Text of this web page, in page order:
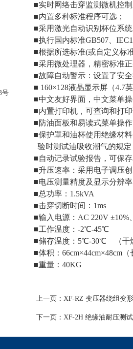
号
■实时网络击穿监测微机控
■内置多种标准程序可选；
■采用激光自动识别杯位系
■执行国内标准GB507
■根据所选标准(或自定义标
■采用微处理器， 精密标准
■故障自动警示： 设置了安
■ 160×128液晶显示屏（4.7
■中文友好界面，中文菜单
■内置打印机，可查询和打
■防油面板和易读式菜单操
■保护罩和油杯使用绝缘材
验时测试油吸收潮气的规定
■自动记录试验报告，可保存
■升压速率：采用电子调压
■电压测量精度及显示分辨
■总功率： 1.5kVA
■击穿切断时间： 1ms
■输入电源： AC 220V ±10%
■工作温度： -2℃-45℃
■储存温度： 5℃-30℃
（
■体积： 66cm×44cm×48cm
■重量： 40KG
上一页： XF-RZ 变压器绕组变
下一页： XF-2H 绝缘油耐压测